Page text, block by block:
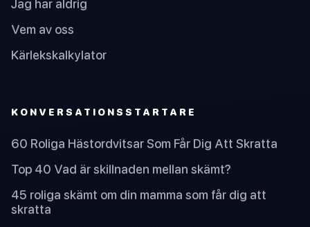
Jag har aldrig
Vem av oss
Kärlekskalkylator
KONVERSATIONSSTARTARE
60 Roliga Hästordvitsar Som Får Dig Att Skratta
Top 40 Vad är skillnaden mellan skämt?
45 roliga skämt om din mamma som får dig att
skratta